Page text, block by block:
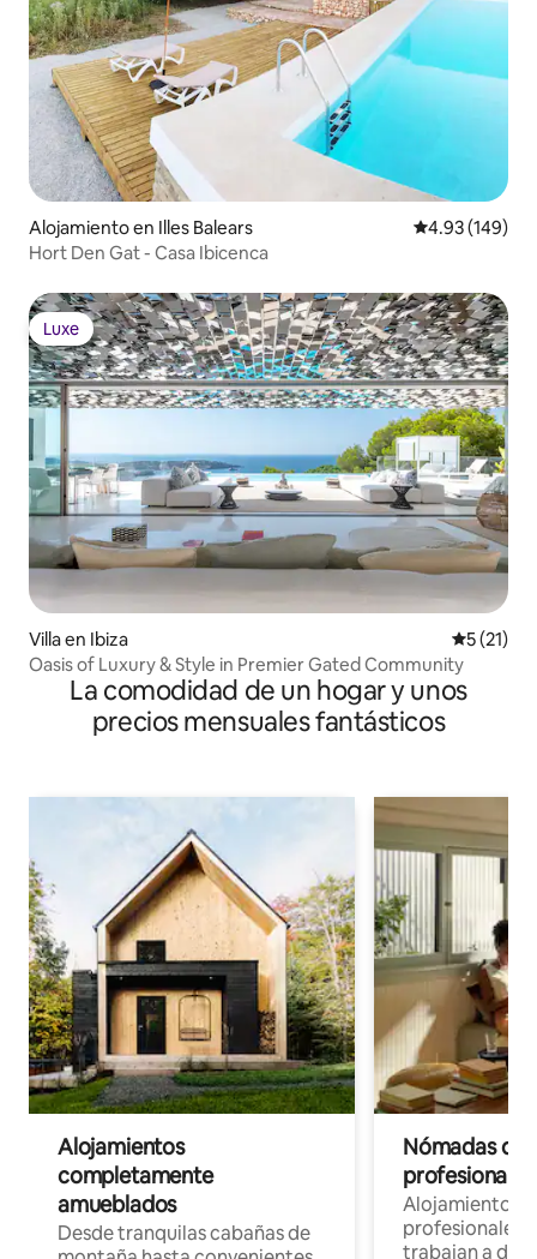
Alojamiento en Illes Balears Calificación
4.93 (149)
Hort Den Gat - Casa Ibicenca
Luxe
Luxe
Villa en Ibiza
5 (21)
Oasis of Luxury & Style in Premier Gated Community
La comodidad de un hogar y unos
precios mensuales fantásticos
Alojamientos
completamente
amueblados
Desde tranquilas cabañas de
Nómadas
Alojamientos
profesionales
trabajan a